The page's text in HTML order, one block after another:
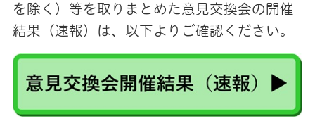
を除く）等を取りまとめた意見交換会の開催
結果（速報）は、以下よりご確認ください。